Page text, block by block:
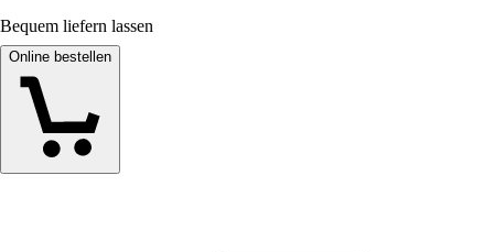
Bequem liefern lassen
Online bestellen